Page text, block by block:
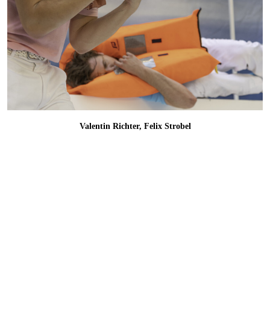
Valentin Richter, Felix Strobel